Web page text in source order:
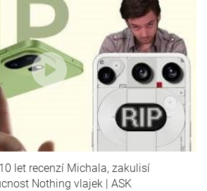
let recenzí Michala, zakulisí
Nothing vlajek | ASK